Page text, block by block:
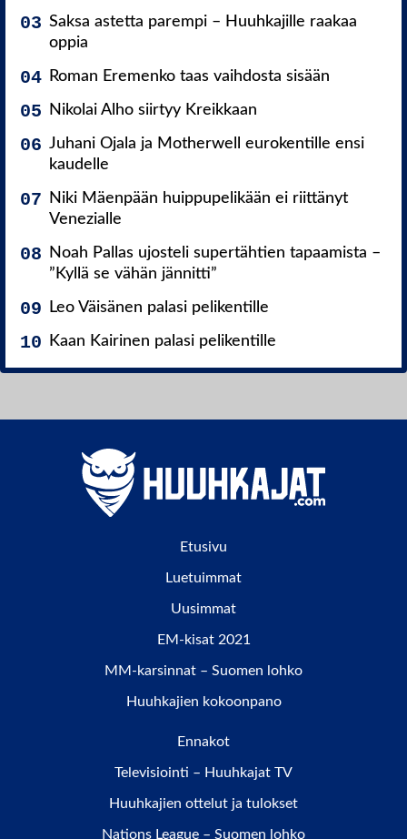
Saksa astetta parempi – Huuhkajille raakaa
oppia
Roman Eremenko taas vaihdosta sisään
Nikolai Alho siirtyy Kreikkaan
Juhani Ojala ja Motherwell eurokentille ensi
kaudelle
Niki Mäenpään huippupelikään ei riittänyt
Venezialle
Noah Pallas ujosteli supertähtien tapaamista –
”Kyllä se vähän jännitti”
Leo Väisänen palasi pelikentille
Kaan Kairinen palasi pelikentille
Etusivu
Luetuimmat
Uusimmat
EM-kisat 2021
MM-karsinnat – Suomen lohko
Huuhkajien kokoonpano
Ennakot
Televisiointi – Huuhkajat TV
Huuhkajien ottelut ja tulokset
Nations League – Suomen lohko